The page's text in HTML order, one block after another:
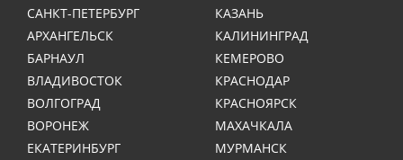
САНКТ-ПЕТЕРБУРГ
АРХАНГЕЛЬСК
БАРНАУЛ
ВЛАДИВОСТОК
ВОЛГОГРАД
ВОРОНЕЖ
ЕКАТЕРИНБУРГ
КАЗАНЬ
КАЛИНИНГРАД
КЕМЕРОВО
КРАСНОДАР
КРАСНОЯРСК
МАХАЧКАЛА
МУРМАНСК